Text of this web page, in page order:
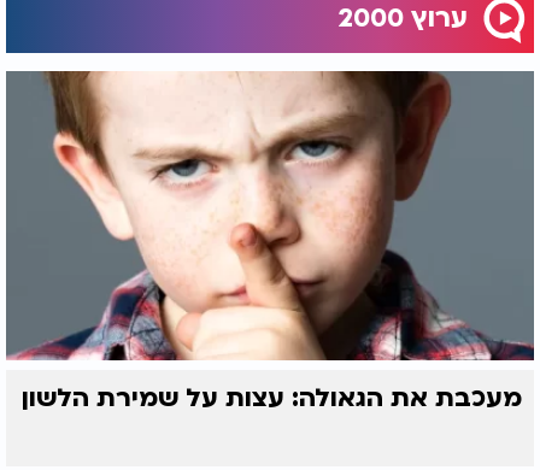
ערוץ 2000
מעכבת את הגאולה: עצות על שמירת הלשון